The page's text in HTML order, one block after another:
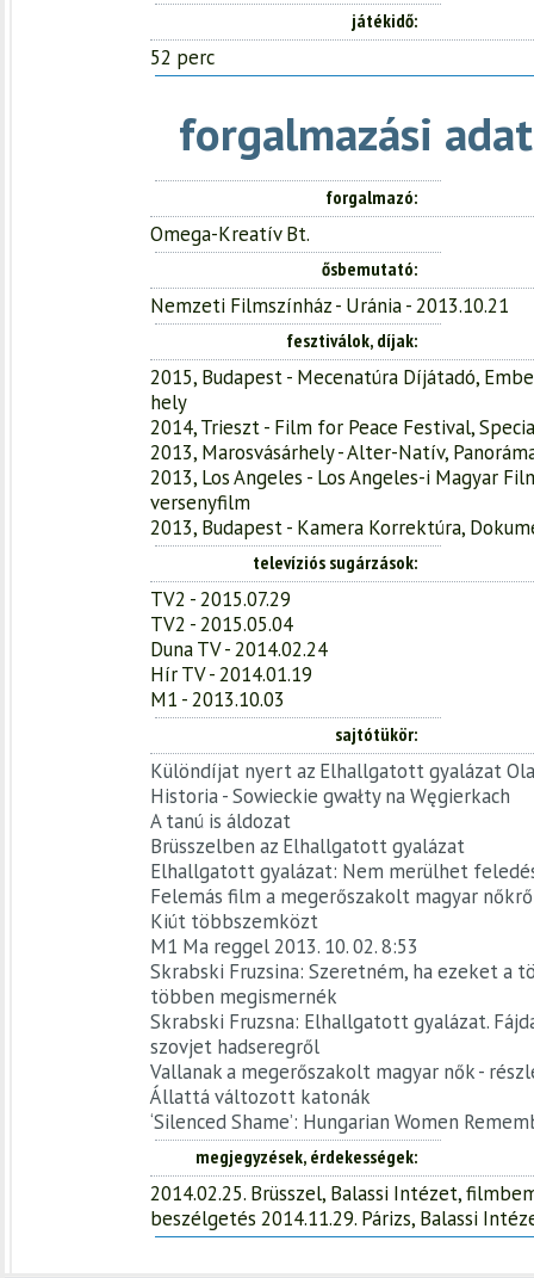
játékidő
52 perc
forgalmazási
forgalmazó
Omega-Kreatív Bt.
ősbemutató
Nemzeti Filmszínház - Uránia - 2013.10.21
fesztiválok, díjak
2015, Budapest - Mecenatúra Díjátadó,
hely
2014, Trieszt - Film for Peace Festival,
2013, Marosvásárhely - Alter-Natív,
2013, Los Angeles - Los Angeles-i Magyar
versenyfilm
2013, Budapest - Kamera Korrektúra,
televíziós sugárzások
TV2 - 2015.07.29
TV2 - 2015.05.04
Duna TV - 2014.02.24
Hír TV - 2014.01.19
M1 - 2013.10.03
sajtótükör
Különdíjat nyert az Elhallgatott gyalázat
Historia - Sowieckie gwałty na Węgierkach
A tanú is áldozat
Brüsszelben az Elhallgatott gyalázat
Elhallgatott gyalázat: Nem merülhet
Felemás film a megerőszakolt magyar
Kiút többszemközt
M1 Ma reggel 2013. 10. 02. 8:53
Skrabski Fruzsina: Szeretném, ha ezeket a
többen megismernék
Skrabski Fruzsna: Elhallgatott gyalázat.
szovjet hadseregről
Vallanak a megerőszakolt magyar nők -
Állattá változott katonák
‘Silenced Shame’: Hungarian Women
megjegyzések, érdekességek
2014.02.25. Brüsszel, Balassi Intézet,
beszélgetés 2014.11.29. Párizs, Balassi